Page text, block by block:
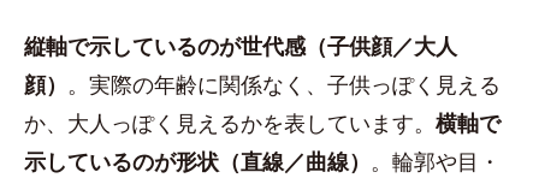
縦軸で示しているのが世代感（子供顔／大人
顔） 。実際の年齢に関係なく、子供っぽく見える
か、大人っぽく見えるかを表しています。 横軸で
示しているのが形状（直線／曲線） 。輪郭や目・